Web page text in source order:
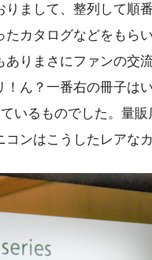
まして、整列して順
カタログなどをもら
りまさにファンの交
ん？一番右の冊子は
いるものでした。量
ンはこうしたレアな